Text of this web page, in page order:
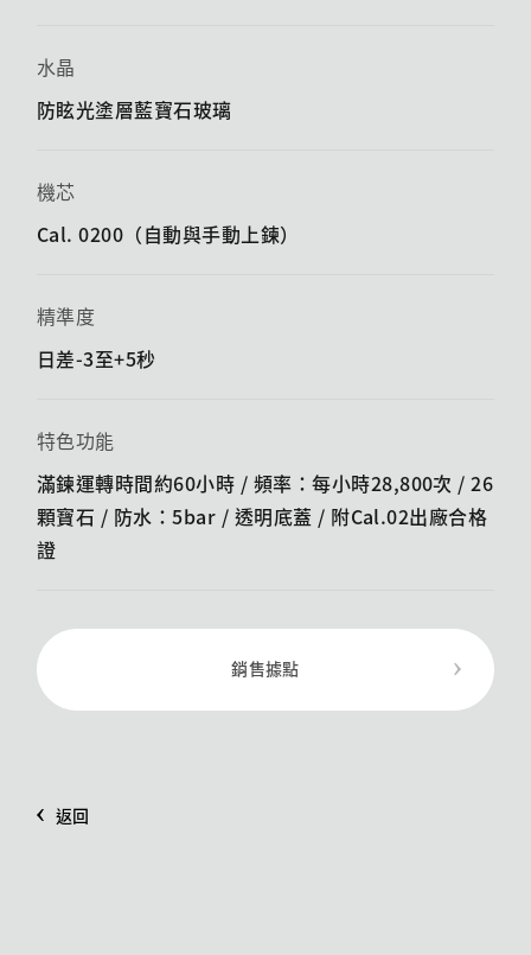
水晶
防眩光塗層藍寶石玻璃
機芯
Cal. 0200（自動與手動上鍊）
精準度
日差-3至+5秒
特色功能
滿鍊運轉時間約60小時 / 頻率：每小時28,800次 / 26
顆寶石 / 防水：5bar / 透明底蓋 /​ 附Cal.02出廠合格
證
銷售據點
返回